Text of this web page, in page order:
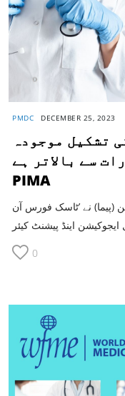
PMDC DECEMBER 25, 2023
تشکیل موجودہ
سے بالاتر ہے:
PIMA
(پیما) نے ’ٹاسک فورس آن
0